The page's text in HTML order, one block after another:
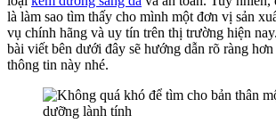
là làm sao tìm thấy cho mình một đơn vị sản
vụ chính hãng và uy tín trên thị trường hiện
bài viết bên dưới đây sẽ hướng dẫn rõ ràng
thông tin này nhé.